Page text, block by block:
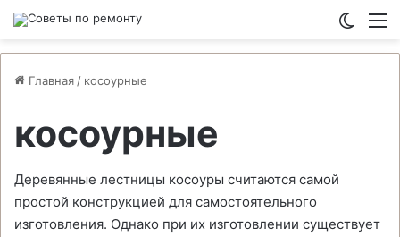
Главная / косоурные
косоурные
Деревянные лестницы косоуры считаются самой
простой конструкцией для самостоятельного
изготовления. Однако при их изготовлении существует